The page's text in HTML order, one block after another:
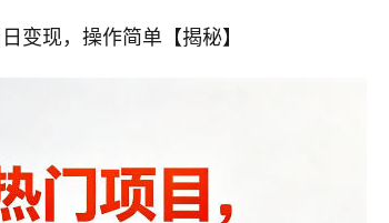
变现，操作简单【揭秘】